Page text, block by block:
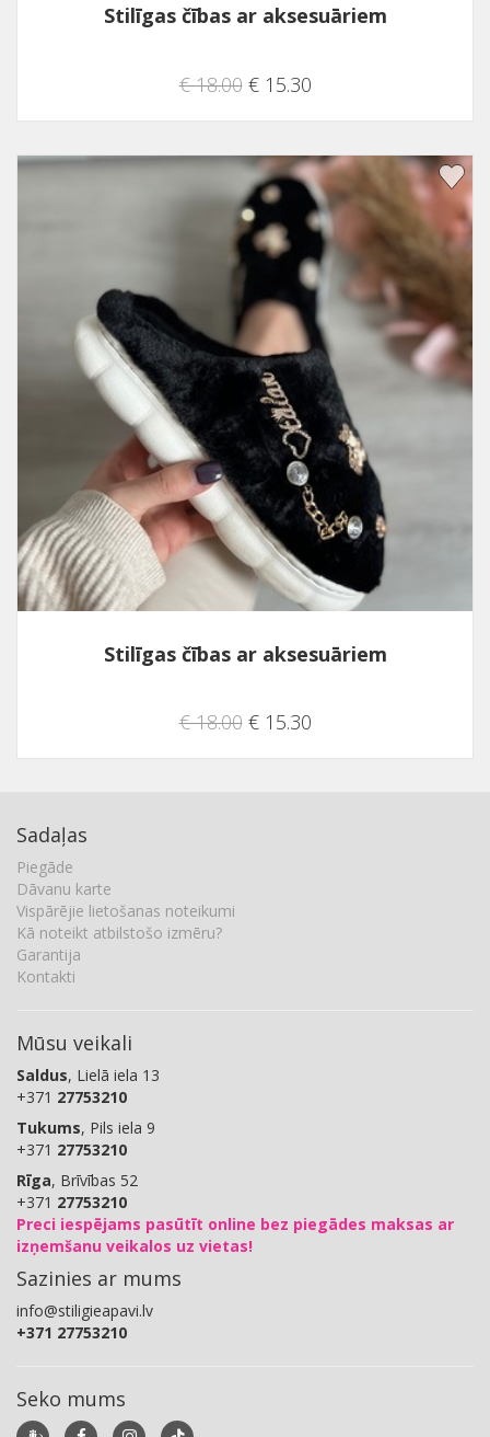
Stilīgas čības ar aksesuāriem
€ 18.00€ 15.30
Stilīgas čības ar aksesuāriem
€ 18.00€ 15.30
Sadaļas
Piegāde
Dāvanu karte
Vispārējie lietošanas noteikumi
Kā noteikt atbilstošo izmēru?
Garantija
Kontakti
Mūsu veikali
Saldus, Lielā iela 13
+371 27753210
Tukums, Pils iela 9
+371 27753210
Rīga, Brīvības 52
+371 27753210
Preci iespējams pasūtīt online bez piegādes maksas ar
izņemšanu veikalos uz vietas!
Sazinies ar mums
info@stiligieapavi.lv
+371 27753210
Seko mums